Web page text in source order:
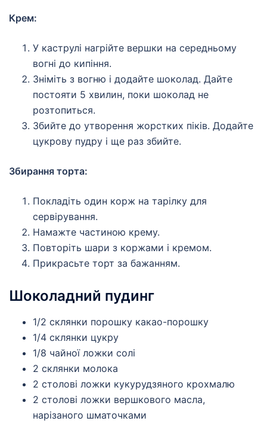
Крем:
У каструлі нагрійте вершки на середньому
вогні до кипіння.
Зніміть з вогню і додайте шоколад. Дайте
постояти 5 хвилин, поки шоколад не
розтопиться.
Збийте до утворення жорстких піків. Додайте
цукрову пудру і ще раз збийте.
Збирання торта:
Покладіть один корж на тарілку для
сервірування.
Намажте частиною крему.
Повторіть шари з коржами і кремом.
Прикрасьте торт за бажанням.
Шоколадний пудинг
1/2 склянки порошку какао-порошку
1/4 склянки цукру
1/8 чайної ложки солі
2 склянки молока
2 столові ложки кукурудзяного крохмалю
2 столові ложки вершкового масла,
нарізаного шматочками